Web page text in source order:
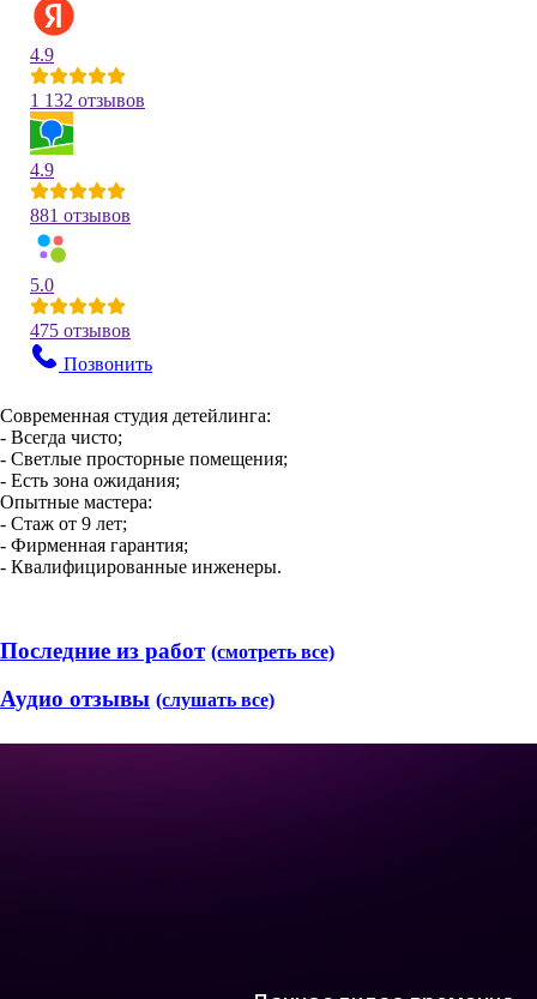
4.9
1 132 отзывов
4.9
881 отзывов
5.0
475 отзывов
Позвонить
Современная студия детейлинга:
- Всегда чисто;
- Светлые просторные помещения;
- Есть зона ожидания;
Опытные мастера:
- Стаж от 9 лет;
- Фирменная гарантия;
- Квалифицированные инженеры.
Последние из работ (смотреть все)
Аудио отзывы (слушать все)